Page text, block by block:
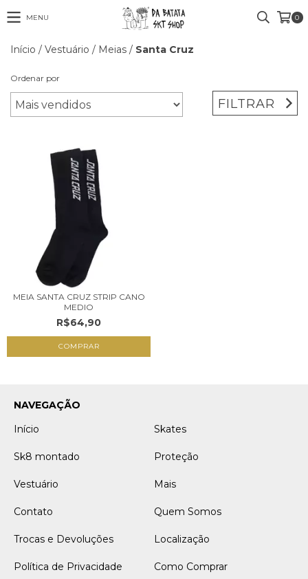
MENU 0
Início / Vestuário / Meias / Santa Cruz
Ordenar por
FILTRAR
MEIA SANTA CRUZ STRIP CANO
MEDIO
R$64,90
NAVEGAÇÃO
Início
Skates
Sk8 montado Proteção
Vestuário Mais
Contato Quem Somos
Trocas e Devoluções Localização
Política de Privacidade Como Comprar